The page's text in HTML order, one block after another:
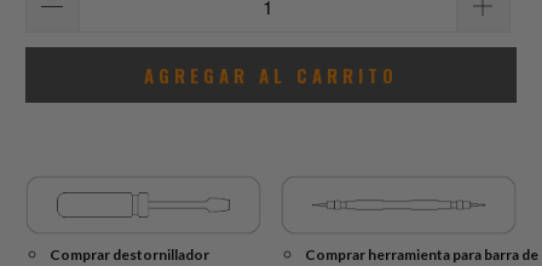
AGREGAR AL CARRITO
Comprar destornillador
Comprar herramienta para barra de